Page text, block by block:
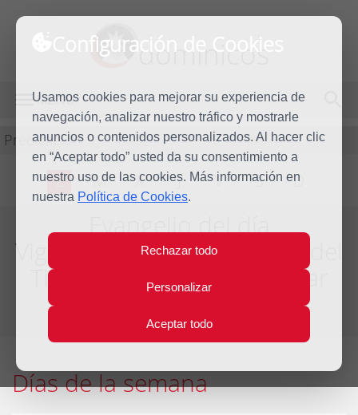
Configuración de Cookies
Usamos cookies para mejorar su experiencia de
navegación, analizar nuestro tráfico y mostrarle
anuncios o contenidos personalizados. Al hacer clic
en “Aceptar todo” usted da su consentimiento a
nuestro uso de las cookies. Más información en
nuestra Política de Cookies.
Rechazar todo
Personalizar
Aceptar todo
dominicos
MENÚ
Predicación
L M X J V S D
Evangelio del día
Vigésimo segunda Semana del
Tiempo Ordinario - Año Par
Días de la semana